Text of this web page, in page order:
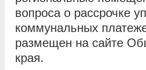
вопроса о рассрочке
коммунальных
размещен на сайте
края.